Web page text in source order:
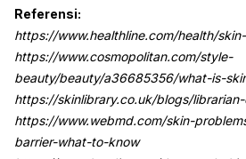
Referensi:
https://www.healthline.com/health/
https://www.cosmopolitan.com/style-
beauty/beauty/a36685356/what-is-
https://skinlibrary.co.uk/blogs/
https://www.webmd.com/skin-
barrier-what-to-know